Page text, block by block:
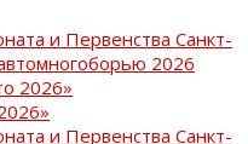
и Первенства Санкт-
2026
2026»
и Первенства Санкт-